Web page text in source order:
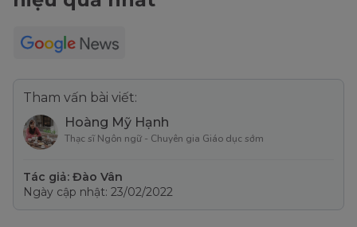
Tham vấn bài viết:
Hoàng Mỹ Hạnh
Thạc sĩ Ngôn ngữ - Chuyên gia Giáo dục sớm
Tác giả: Đào Vân
Ngày cập nhật: 23/02/2022